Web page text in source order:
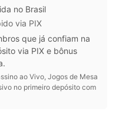
no Brasil
via PIX
que já confiam na
via PIX e bônus
ao Vivo, Jogos de Mesa
no primeiro depósito com